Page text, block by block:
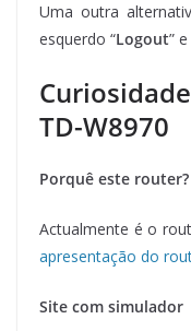
Uma outra
esquerdo “Logout”
TD-W8970
Porquê este router?
Actualmente é o
apresentação do
Site com simulador